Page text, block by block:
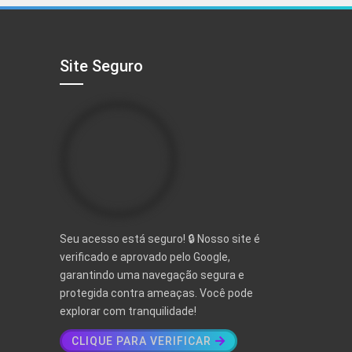
Site Seguro
Seu acesso está seguro! 🔒 Nosso site é
verificado e aprovado pelo Google,
garantindo uma navegação segura e
protegida contra ameaças. Você pode
explorar com tranquilidade!
CLIQUE PARA VERIFICAR